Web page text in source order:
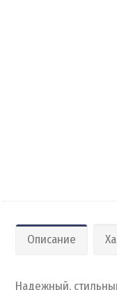
Описание
Надежный,